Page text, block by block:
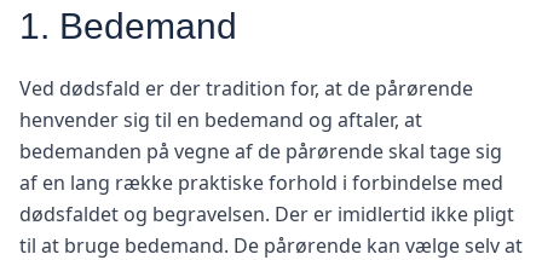
1. Bedemand
Ved dødsfald er der tradition for, at de pårørende
henvender sig til en bedemand og aftaler, at
bedemanden på vegne af de pårørende skal tage sig
af en lang række praktiske forhold i forbindelse med
dødsfaldet og begravelsen. Der er imidlertid ikke pligt
til at bruge bedemand. De pårørende kan vælge selv at